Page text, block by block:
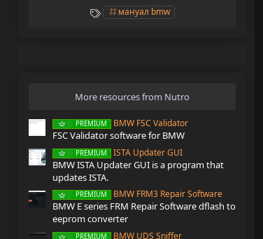
s
t
T
a
мануал bmw
More resources from Nutro
PREMIUM BMW FSC Validator
FSC Validator software for BMW
PREMIUM ISTA Updater GUI
BMW ISTA Updater GUI is a program that
updates ISTA.
PREMIUM BMW FRM3 Repair Software
BMW E series FRM Repair Software dflash to
eeprom converter
PREMIUM BMW UDS Sniffer